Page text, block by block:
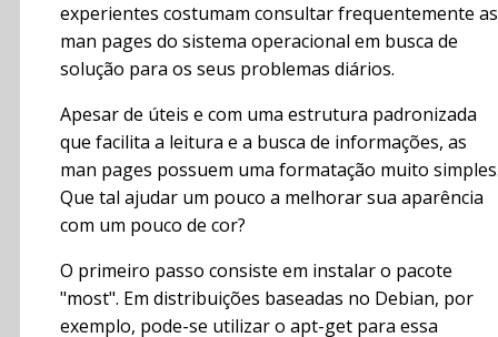
experientes costumam consultar frequentemente as
man pages do sistema operacional em busca de
solução para os seus problemas diários.
Apesar de úteis e com uma estrutura padronizada
que facilita a leitura e a busca de informações, as
man pages possuem uma formatação muito
Que tal ajudar um pouco a melhorar sua aparência
com um pouco de cor?
O primeiro passo consiste em instalar o pacote
"most". Em distribuições baseadas no Debian, por
exemplo, pode-se utilizar o apt-get para essa